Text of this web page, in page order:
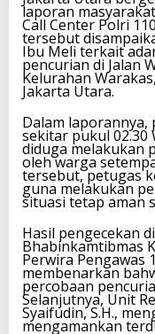
laporan
Call Center Polri
tersebut
Ibu Meli terkait
pencurian di Jalan
Kelurahan
Jakarta Utara.
Dalam laporannya,
sekitar pukul 02.30
diduga melakukan
oleh warga
tersebut, petugas
guna melakukan
situasi tetap aman
Hasil pengecekan
Bhabinkamtibmas
Perwira Pengawas
membenarkan
percobaan
Selanjutnya, Unit
Syaifudin, S.H.,
mengamankan